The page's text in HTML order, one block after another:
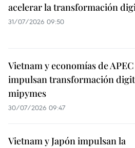
acelerar la transformación
31/07/2026 09:50
Vietnam y economías de APEC
impulsan transformación
mipymes
30/07/2026 09:47
Vietnam y Japón impulsan la